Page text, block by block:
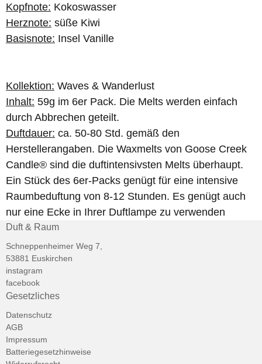
Kopfnote: Kokoswasser
Herznote: süße Kiwi
Basisnote: Insel Vanille
Kollektion: Waves & Wanderlust
Inhalt: 59g im 6er Pack. Die Melts werden einfach
durch Abbrechen geteilt.
Duftdauer: ca. 50-80 Std. gemäß den
Herstellerangaben. Die Waxmelts von Goose Creek
Candle® sind die duftintensivsten Melts überhaupt.
Ein Stück des 6er-Packs genügt für eine intensive
Raumbeduftung von 8-12 Stunden. Es genügt auch
nur eine Ecke in Ihrer Duftlampe zu verwenden
Duft & Raum
Schneppenheimer Weg 7,
53881 Euskirchen
instagram
facebook
Gesetzliches
Datenschutz
AGB
Impressum
Batteriegesetzhinweise